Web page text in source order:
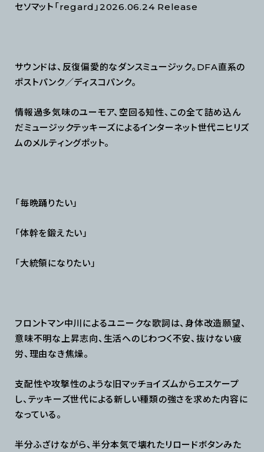
セソマット「regard」2026.06.24 Release
サウンドは、反復偏愛的なダンスミュージック。DFA直系の
ポストパンク／ディスコパンク。
情報過多気味のユーモア、空回る知性、この全て詰め込ん
だミュージックテッキーズによるインターネット世代ニヒリズ
ムのメルティングポット。
「毎晩踊りたい」
「体幹を鍛えたい」
「大統領になりたい」
フロントマン中川によるユニークな歌詞は、身体改造願望、
意味不明な上昇志向、生活へのじわつく不安、抜けない疲
労、理由なき焦燥。
支配性や攻撃性のような旧マッチョイズムからエスケープ
し、テッキーズ世代による新しい種類の強さを求めた内容に
なっている。
半分ふざけながら、半分本気で壊れたリロードボタンみた